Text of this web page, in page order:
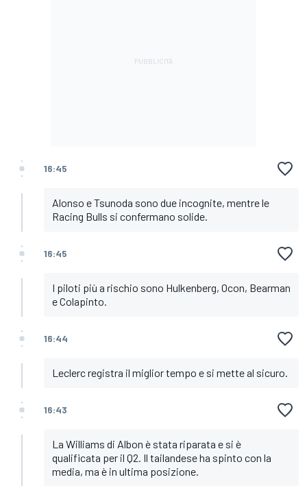
16:45
Alonso e Tsunoda sono due incognite, mentre le
Racing Bulls si confermano solide.
16:45
I piloti più a rischio sono Hulkenberg, Ocon, Bearman
e Colapinto.
16:44
Leclerc registra il miglior tempo e si mette al sicuro.
16:43
La Williams di Albon è stata riparata e si è
qualificata per il Q2. Il tailandese ha spinto con la
media, ma è in ultima posizione.